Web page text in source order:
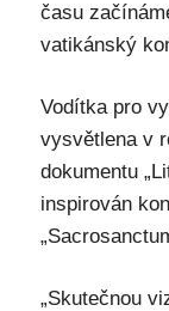
času
vatikánský
Vodítka pro
vysvětlena v
dokumentu
inspirován
„Skutečnou